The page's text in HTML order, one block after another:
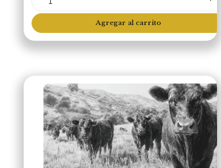
Bola
Maciza
(Libre
Pastoreo)
cantidad
Agregar al carrito